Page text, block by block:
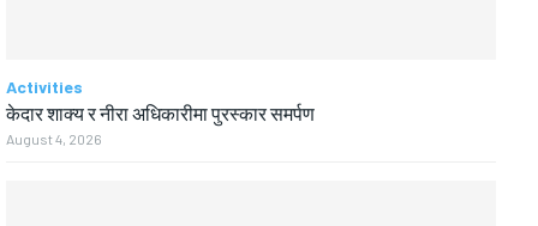
Activities
केदार शाक्य र नीरा अधिकारीमा पुरस्कार समर्पण
August 4, 2026